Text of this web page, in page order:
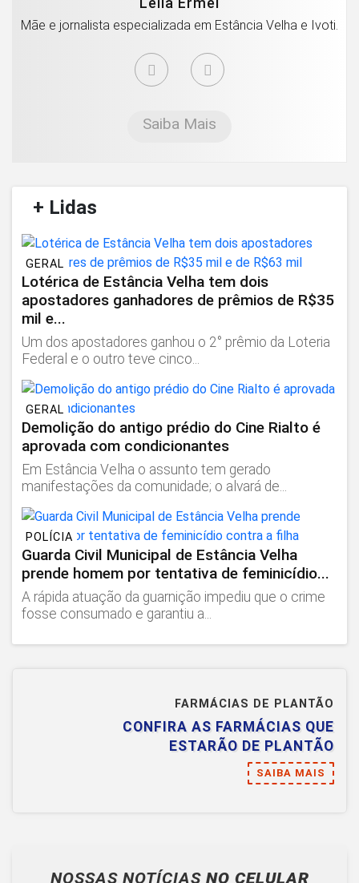
Mãe e jornalista especializada em Estância Velha e Ivoti.
Saiba Mais
+ Lidas
GERAL
Lotérica de Estância Velha tem dois
apostadores ganhadores de prêmios de R$35
mil e...
Um dos apostadores ganhou o 2° prêmio da Loteria
Federal e o outro teve cinco...
GERAL
Demolição do antigo prédio do Cine Rialto é
aprovada com condicionantes
Em Estância Velha o assunto tem gerado
manifestações da comunidade; o alvará de...
POLÍCIA
Guarda Civil Municipal de Estância Velha
prende homem por tentativa de feminicídio...
A rápida atuação da guarnição impediu que o crime
fosse consumado e garantiu a...
FARMÁCIAS DE PLANTÃO
CONFIRA AS FARMÁCIAS QUE
ESTARÃO DE PLANTÃO
SAIBA MAIS
NOSSAS NOTÍCIAS NO CELULAR